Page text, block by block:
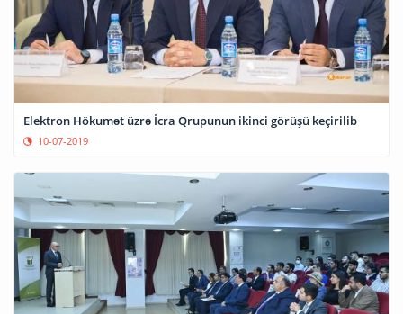
Elektron Hökumət üzrə İcra Qrupunun ikinci görüşü keçirilib
10-07-2019